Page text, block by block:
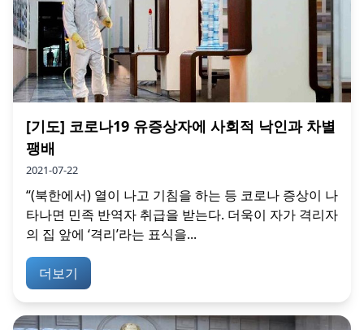
[기도] 코로나19 유증상자에 사회적 낙인과 차별
팽배
2021-07-22
“(북한에서) 열이 나고 기침을 하는 등 코로나 증상이 나
타나면 민족 반역자 취급을 받는다. 더욱이 자가 격리자
의 집 앞에 ‘격리’라는 표식을...
더보기